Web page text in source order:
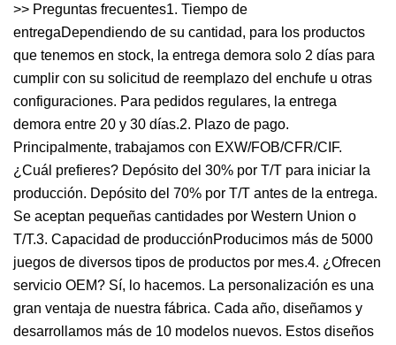
>> Preguntas frecuentes1. Tiempo de
entregaDependiendo de su cantidad, para los productos
que tenemos en stock, la entrega demora solo 2 días para
cumplir con su solicitud de reemplazo del enchufe u otras
configuraciones. Para pedidos regulares, la entrega
demora entre 20 y 30 días.2. Plazo de pago.
Principalmente, trabajamos con EXW/FOB/CFR/CIF.
¿Cuál prefieres? Depósito del 30% por T/T para iniciar la
producción. Depósito del 70% por T/T antes de la entrega.
Se aceptan pequeñas cantidades por Western Union o
T/T.3. Capacidad de producciónProducimos más de 5000
juegos de diversos tipos de productos por mes.4. ¿Ofrecen
servicio OEM? Sí, lo hacemos. La personalización es una
gran ventaja de nuestra fábrica. Cada año, diseñamos y
desarrollamos más de 10 modelos nuevos. Estos diseños